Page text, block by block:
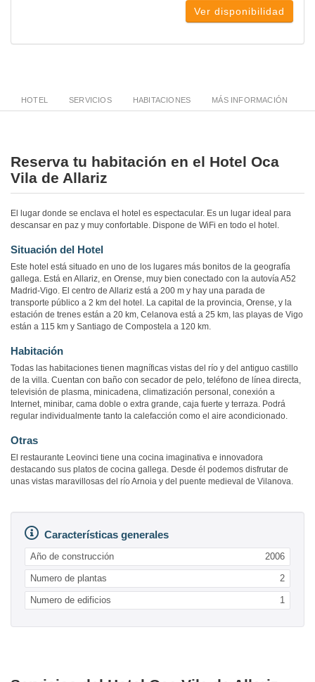
Ver disponibilidad
HOTEL SERVICIOS HABITACIONES MÁS INFORMACIÓN
Reserva tu habitación en el Hotel Oca
Vila de Allariz
El lugar donde se enclava el hotel es espectacular. Es un lugar ideal para
descansar en paz y muy confortable. Dispone de WiFi en todo el hotel.
Situación del Hotel
Este hotel está situado en uno de los lugares más bonitos de la geografía
gallega. Está en Allariz, en Orense, muy bien conectado con la autovía A52
Madrid-Vigo. El centro de Allariz está a 200 m y hay una parada de
transporte público a 2 km del hotel. La capital de la provincia, Orense, y la
estación de trenes están a 20 km, Celanova está a 25 km, las playas de Vigo
están a 115 km y Santiago de Compostela a 120 km.
Habitación
Todas las habitaciones tienen magníficas vistas del río y del antiguo castillo
de la villa. Cuentan con baño con secador de pelo, teléfono de línea directa,
televisión de plasma, minicadena, climatización personal, conexión a
Internet, minibar, cama doble o extra grande, caja fuerte y terraza. Podrá
regular individualmente tanto la calefacción como el aire acondicionado.
Otras
El restaurante Leovinci tiene una cocina imaginativa e innovadora
destacando sus platos de cocina gallega. Desde él podemos disfrutar de
unas vistas maravillosas del río Arnoia y del puente medieval de Vilanova.
Características generales
Año de construcción 2006
Numero de plantas 2
Numero de edificios 1